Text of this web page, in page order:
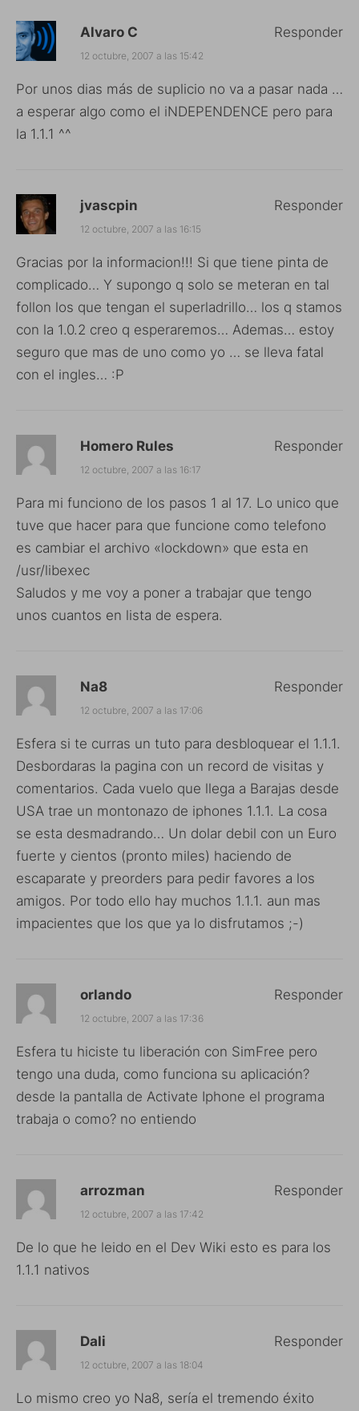
Alvaro C
12 octubre, 2007 a las 15:42
Por unos dias más de suplicio no va a pasar nada …
a esperar algo como el iNDEPENDENCE pero para
la 1.1.1 ^^
Responder
jvascpin
12 octubre, 2007 a las 16:15
Gracias por la informacion!!! Si que tiene pinta de
complicado… Y supongo q solo se meteran en tal
follon los que tengan el superladrillo… los q stamos
con la 1.0.2 creo q esperaremos… Ademas… estoy
seguro que mas de uno como yo … se lleva fatal
con el ingles… :P
Responder
Homero Rules
12 octubre, 2007 a las 16:17
Para mi funciono de los pasos 1 al 17. Lo unico que
tuve que hacer para que funcione como telefono
es cambiar el archivo «lockdown» que esta en
/usr/libexec
Saludos y me voy a poner a trabajar que tengo
unos cuantos en lista de espera.
Responder
Na8
12 octubre, 2007 a las 17:06
Esfera si te curras un tuto para desbloquear el 1.1.1.
Desbordaras la pagina con un record de visitas y
comentarios. Cada vuelo que llega a Barajas desde
USA trae un montonazo de iphones 1.1.1. La cosa
se esta desmadrando… Un dolar debil con un Euro
fuerte y cientos (pronto miles) haciendo de
escaparate y preorders para pedir favores a los
amigos. Por todo ello hay muchos 1.1.1. aun mas
impacientes que los que ya lo disfrutamos ;-)
Responder
orlando
12 octubre, 2007 a las 17:36
Esfera tu hiciste tu liberación con SimFree pero
tengo una duda, como funciona su aplicación?
desde la pantalla de Activate Iphone el programa
trabaja o como? no entiendo
Responder
arrozman
12 octubre, 2007 a las 17:42
De lo que he leido en el Dev Wiki esto es para los
1.1.1 nativos
Responder
Dali
12 octubre, 2007 a las 18:04
Lo mismo creo yo Na8, sería el tremendo éxito
Responder